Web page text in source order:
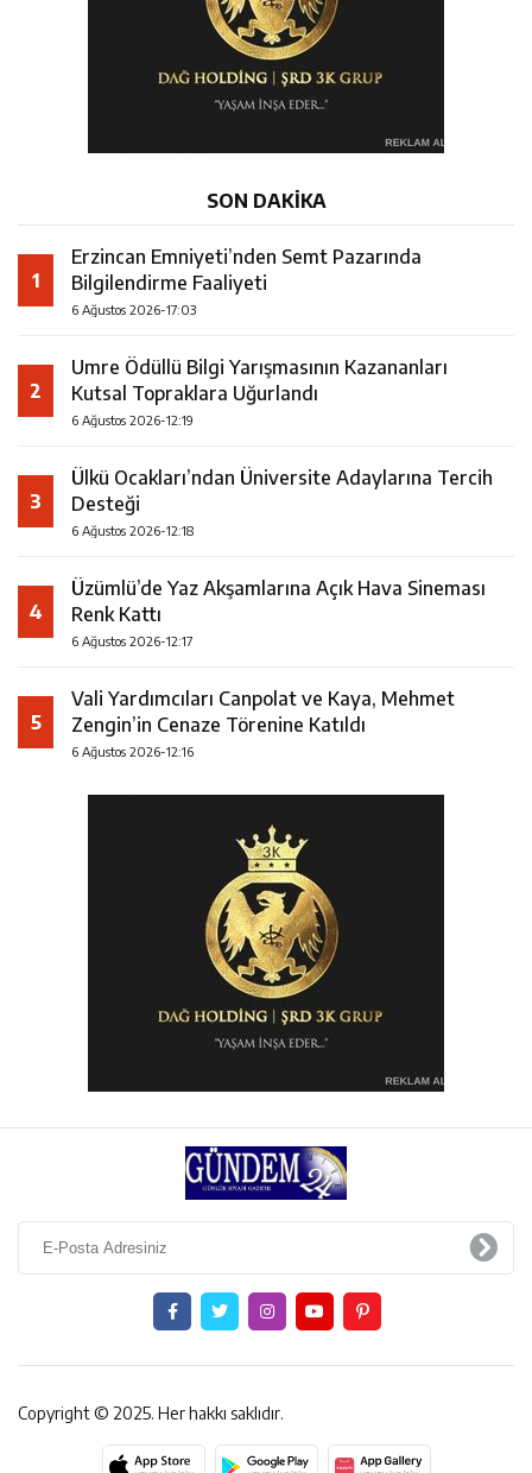
SON DAKİKA
1
Erzincan Emniyeti’nden Semt Pazarında
Bilgilendirme Faaliyeti
6 Ağustos 2026-17:03
2
Umre Ödüllü Bilgi Yarışmasının Kazananları
Kutsal Topraklara Uğurlandı
6 Ağustos 2026-12:19
3
Ülkü Ocakları’ndan Üniversite Adaylarına Tercih
Desteği
6 Ağustos 2026-12:18
4
Üzümlü’de Yaz Akşamlarına Açık Hava Sineması
Renk Kattı
6 Ağustos 2026-12:17
5
Vali Yardımcıları Canpolat ve Kaya, Mehmet
Zengin’in Cenaze Törenine Katıldı
6 Ağustos 2026-12:16
Copyright © 2025. Her hakkı saklıdır.